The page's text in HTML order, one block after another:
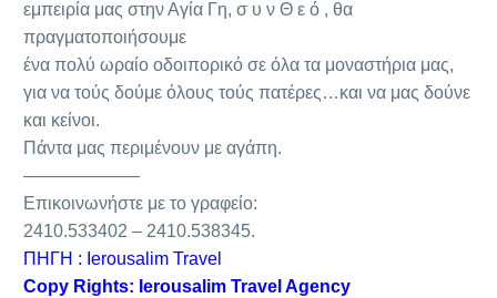
εμπειρία μας στην Αγία Γη, σ υ ν Θ ε ό , θα
πραγματοποιήσουμε
ένα πολύ ωραίο οδοιπορικό σε όλα τα μοναστήρια μας,
για να τούς δούμε όλους τούς πατέρες…και να μας δούνε
και κείνοι.
Πάντα μας περιμένουν με αγάπη.
——————–
Επικοινωνήστε με το γραφείο:
2410.533402 – 2410.538345.
ΠΗΓΗ : Ierousalim Travel
Copy Rights: Ierousalim Travel Agency